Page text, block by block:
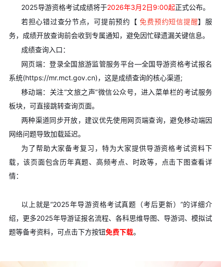
2025导游资格考试成绩将于2026年3月2日9:00起正式公布。
若担心错过查分节点，可提前预约【 免费预约短信提醒】服
务，成绩开放查询前会收到专属通知，避免因忙碌遗漏关键信息。
成绩查询入口：
网页端：登录全国旅游监管服务平台—全国导游资格考试报名
系统(https://mr.mct.gov.cn)，这是成绩查询的核心渠道;
移动端：关注“文旅之声”微信公众号，进入菜单栏的考试服务
板块，可直接跳转查询页面。
两种渠道同步开放，建议优先使用网页端查询，避免移动端因
网络问题导致加载延迟。
为了帮助大家备考复习，特为大家提供导游资格考试资料下
载，该页面包含历年真题、高频考点、时政等，点击下图查看详
情：
以上就是“2025年导游资格考试真题（考后更新）”的详细介
绍，更多2025年导游证报名流程、各科思维导图、导游词、模拟试
题等备考资料，可点击下方按钮免费下载。